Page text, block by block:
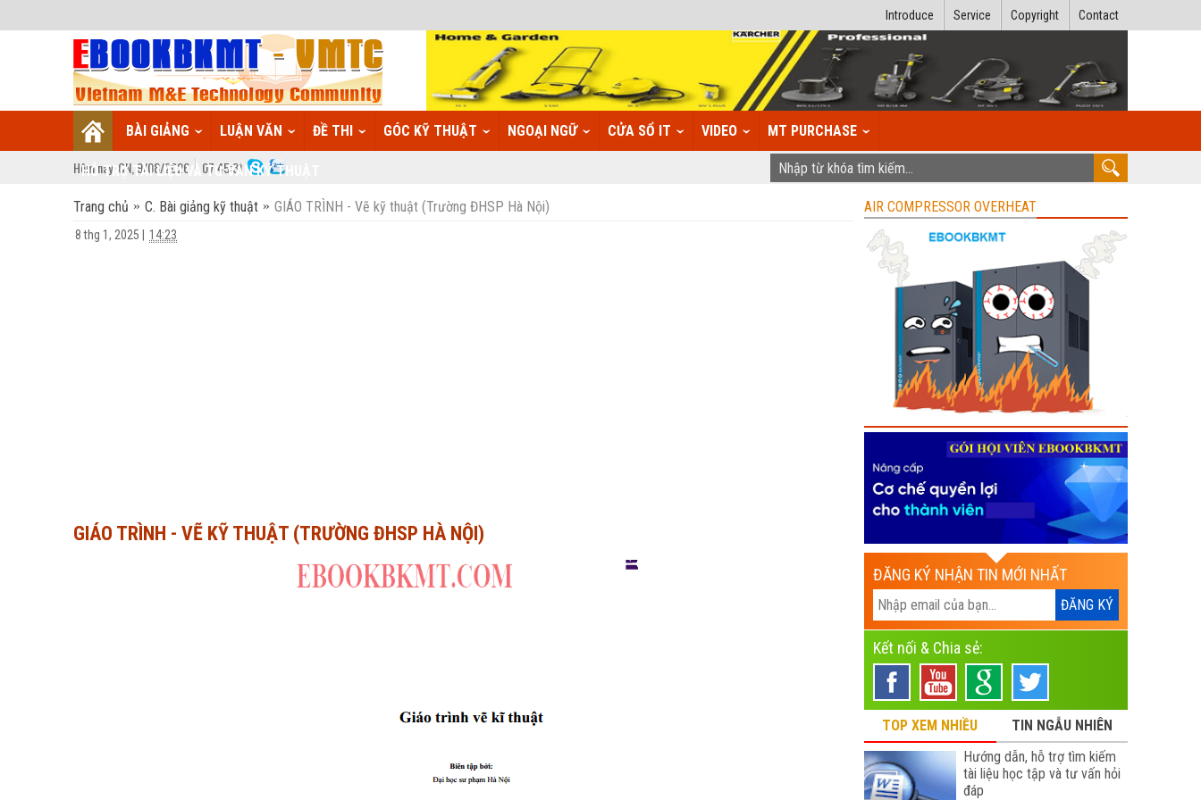
Contact
Copyright
Service
Introduce
BÀI GIẢNG LUẬN VĂN ĐỀ THI GÓC KỸ THUẬT NGOẠI NGỮ CỬA SỔ IT VIDEO MT PURCHASE
HỖ TRỢ TÀI LIỆU VÀ TƯ VẤN KỸ THUẬT
Hôm nay: CN, 9/08/2026 0745:32
Trang chủ C. Bài giảng kỹ thuật GIÁO TRÌNH - Vẽ kỹ thuật (Trường ĐHSP Hà Nội)
8 thg 1, 2025 14:23
GIÁO TRÌNH - VẼ KỸ THUẬT (TRƯỜNG ĐHSP HÀ NỘI)
AIR COMPRESSOR OVERHEAT
ĐĂNG KÝ NHẬN TIN MỚI NHẤT
Kết nối & Chia sẻ:
TOP XEM NHIỀU
TIN NGẪU NHIÊN
Hướng dẫn, hỗ trợ tìm kiếm
tài liệu học tập và tư vấn hỏi
đáp